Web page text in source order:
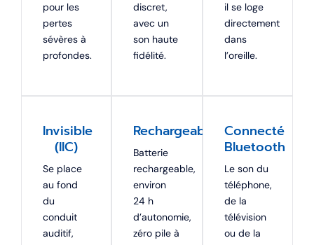
pour les
pertes
sévères à
profondes.
discret,
avec un
son haute
fidélité.
il se loge
directement
dans
l’oreille.
Invisible
(IIC)
Se place
au fond
du
conduit
auditif,
Rechargeable
Batterie
rechargeable,
environ
24 h
d’autonomie,
zéro pile à
Connecté
Bluetooth
Le son du
téléphone,
de la
télévision
ou de la